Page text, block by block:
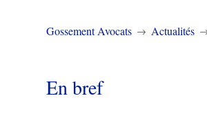
Gossement Avocats $ Actualités
En bref